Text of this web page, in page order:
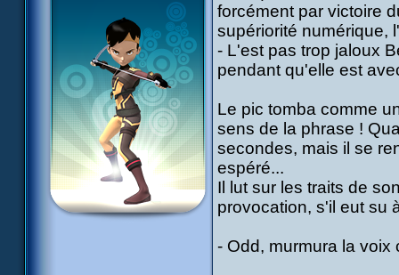
forcément par victoire
supériorité numérique,
- L'est pas trop jaloux
pendant qu'elle est
Le pic tomba comme
sens de la phrase !
secondes, mais il se
espéré...
Il lut sur les traits de
provocation, s'il eut su
- Odd, murmura la voix